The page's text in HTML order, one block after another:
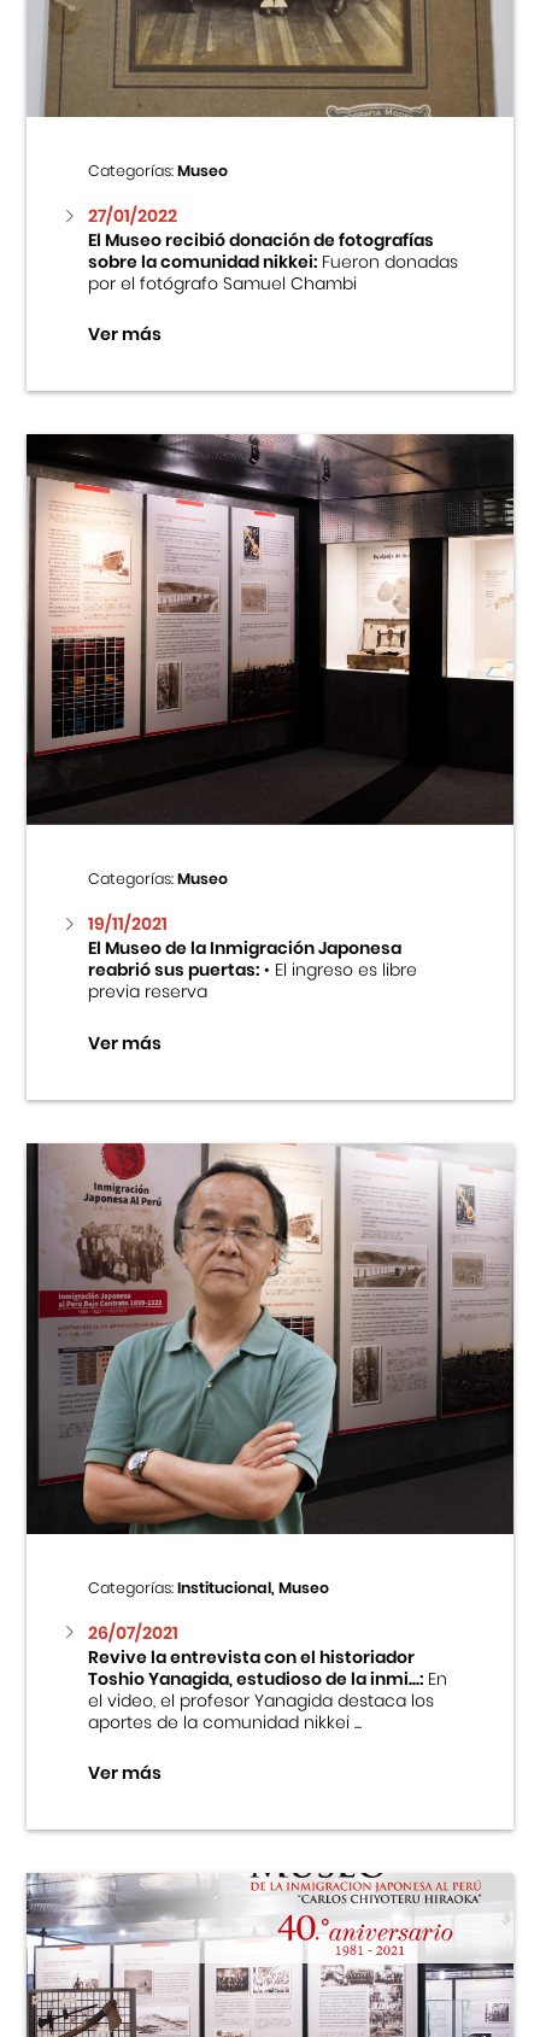
Centro Cultural Peruano Japonés
Museo de la Inmigración Japonesa
Fondo Editorial
Teatro Peruano Japonés
Categorías:Museo
27/01/2022
El Museo recibió donación de fotografías
sobre la comunidad nikkei:Fueron donadas
por el fotógrafo Samuel Chambi
Ver más
Categorías:Museo
19/11/2021
El Museo de la Inmigración Japonesa
reabrió sus puertas:• El ingreso es libre
previa reserva
Ver más
Categorías:Institucional, Museo
26/07/2021
Revive la entrevista con el historiador
Toshio Yanagida, estudioso de la inmi...:En
el video, el profesor Yanagida destaca los
aportes de la comunidad nikkei ...
Ver más